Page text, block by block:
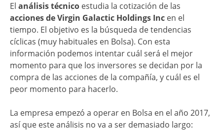
El análisis técnico estudia la cotización de las
acciones de Virgin Galactic Holdings Inc en el
tiempo. El objetivo es la búsqueda de tendencias
cíclicas (muy habituales en Bolsa). Con esta
información podemos intentar cuál será el mejor
momento para que los inversores se decidan por la
compra de las acciones de la compañía, y cuál es el
peor momento para hacerlo.
La empresa empezó a operar en Bolsa en el año 2017,
así que este análisis no va a ser demasiado largo: